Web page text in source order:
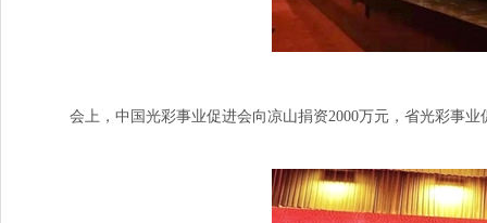
会上，中国光彩事业促进会向凉山捐资2000万元，省光彩事业